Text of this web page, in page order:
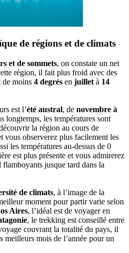
de régions et de climats
et de sommets, on constate un net
région, il fait plus froid avec des
de moins 4 degrés en juillet à 14
est l’été austral, de novembre à
longtemps, les températures sont
la région au cours de
vous observerez plus facilement les
les températures au-dessus de 0
est plus présente et vous admirerez
jusque tard dans la
de climats, à l’image de la
moment pour partir varie selon
Aires, l’idéal est de voyager en
, le trekking est conseillé entre
couvrant la totalité du pays, il
meilleurs mois de l’année pour un